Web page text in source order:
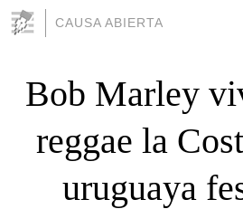
CAUSA ABIERTA
Bob Marley
reggae la
uruguaya